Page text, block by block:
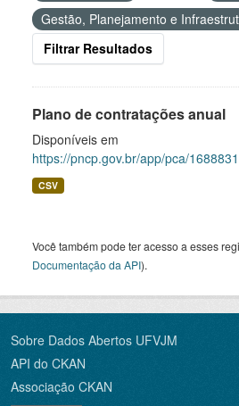
Gestão, Planejamento e
Filtrar Resultados
Plano de contratações anual
Disponíveis em
https://pncp.gov.br/app/pca/
CSV
Você também pode ter acesso a esses
Documentação da API).
Sobre Dados Abertos UFVJM
API do CKAN
Associação CKAN